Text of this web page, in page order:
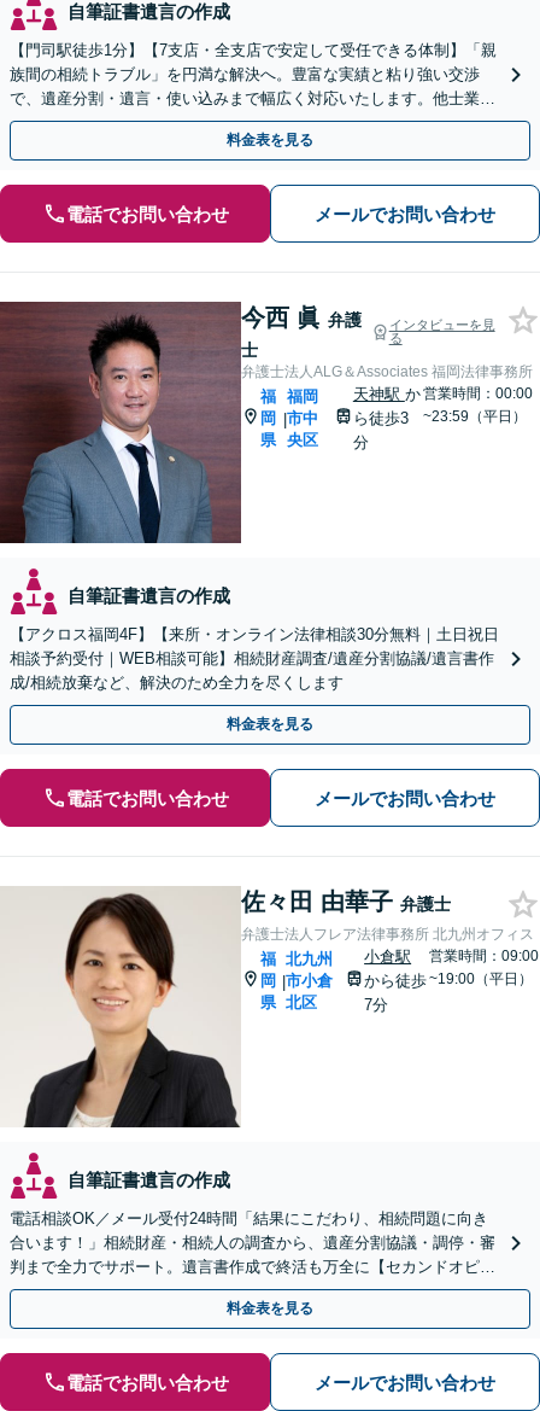
自筆証書遺言の作成
【門司駅徒歩1分】【7支店・全支店で安定して受任できる体制】「親
族間の相続トラブル」を円満な解決へ。豊富な実績と粘り強い交渉
で、遺産分割・遺言・使い込みまで幅広く対応いたします。他士業連
携のワンストップ体制
料金表を見る
電話でお問い合わせ メールでお問い合わせ
今西 眞 弁護
士
インタビューを見
る
弁護士法人ALG＆Associates 福岡法律事務所
福
岡
県
|
福岡
市中
央区
天神駅 か
ら徒歩3
分
営業時間：00:00
~23:59（平日）
自筆証書遺言の作成
【アクロス福岡4F】【来所・オンライン法律相談30分無料｜土日祝日
相談予約受付｜WEB相談可能】相続財産調査/遺産分割協議/遺言書作
成/相続放棄など、解決のため全力を尽くします
料金表を見る
電話でお問い合わせ メールでお問い合わせ
佐々田 由華子 弁護士
弁護士法人フレア法律事務所 北九州オフィス
福
岡
県
|
北九州
市小倉
北区
小倉駅
から徒歩
7分
営業時間：09:00
~19:00（平日）
自筆証書遺言の作成
電話相談OK／メール受付24時間「結果にこだわり、相続問題に向き
合います！」相続財産・相続人の調査から、遺産分割協議・調停・審
判まで全力でサポート。遺言書作成で終活も万全に【セカンドオピニ
オン可】【西小倉駅7分】【小倉北警察署前バス停3分】
料金表を見る
電話でお問い合わせ メールでお問い合わせ